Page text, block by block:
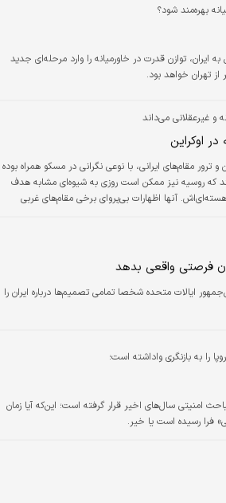
بهره‌مند شود؟
ایران، توازن قدرت در خاورمیانه را وارد مرحله‌ای جدید
از تهران خواهد بود.
و غیرعقلانی می‌داند
در اوکراین
ترور مقام‌های ایرانی، با نوعی نگرانی در مسکو همراه بوده
که روسیه نیز ممکن است روزی به شیوه‌ای مشابه هدف
آنها اظهارات بی‌پروای برخی مقام‌های غربی
فرصتی واقعی بدهد
ایالات متحده شخصا تمامی تصمیم‌ها درباره ایران را
را به بازنگری واداشته است؛
امنیتی سال‌های اخیر قرار گرفته است؛ این‌که آیا زمان
فرا رسیده است یا خیر.